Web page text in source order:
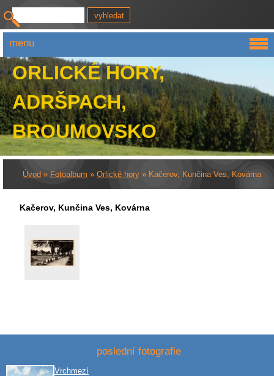
ORLICKÉ HORY,
ADRŠPACH,
BROUMOVSKO
Úvod » Fotoalbum » Orlické hory » Kačerov, Kunčina Ves, Kovárna
Kačerov, Kunčina Ves, Kovárna
menu
poslední fotografie
Vrchmezí